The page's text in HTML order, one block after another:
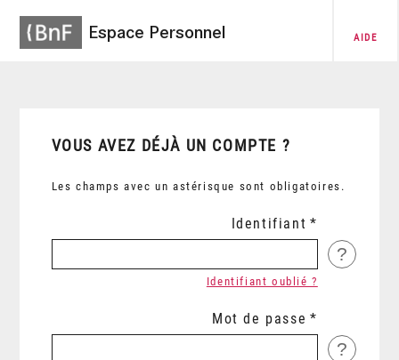
Espace Personnel AIDE
VOUS AVEZ DÉJÀ UN COMPTE ?
Les champs avec un astérisque sont obligatoires.
Identifiant
?
Identifiant oublié ?
Mot de passe
?